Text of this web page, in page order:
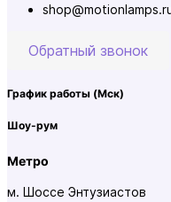
Обратный звонок
График работы (Мск)
Шоу-рум
Метро
м. Шоссе Энтузиастов